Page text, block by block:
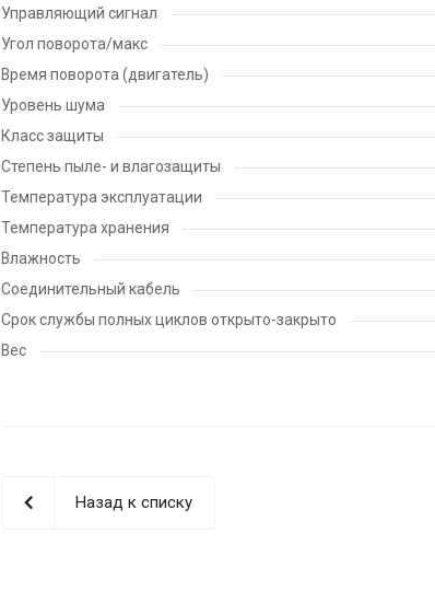
Управляющий сигнал
Угол поворота/макс
Время поворота (двигатель)
Уровень шума
Класс защиты
Степень пыле- и влагозащиты
Температура эксплуатации
Температура хранения
Влажность
Соединительный кабель
Срок службы полных циклов открыто-закрыто
Вес
Назад к списку